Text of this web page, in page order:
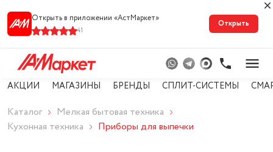
Открыть в приложении «АстМарке‪т‬»
41
Открыть
АКЦИИ МАГАЗИНЫ БРЕНДЫ СПЛИТ-СИСТЕМЫ
Каталог
Мелкая бытовая техника
Кухонная техника
Приборы для выпечки